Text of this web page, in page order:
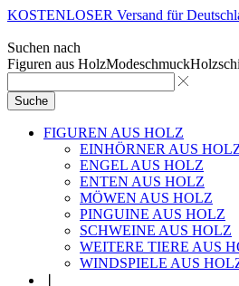
KOSTENLOSER Versand für
Suchen nach
Figuren aus HolzModeschmuck
Suche
FIGUREN AUS HOLZ
EINHÖRNER AUS
ENGEL AUS HOLZ
ENTEN AUS HOLZ
MÖWEN AUS HOLZ
PINGUINE AUS HOLZ
SCHWEINE AUS HOLZ
WEITERE TIERE AUS
WINDSPIELE AUS